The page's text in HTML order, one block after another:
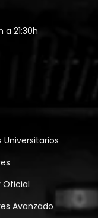
a 21:30h
Universitarios
Oficial
Avanzado